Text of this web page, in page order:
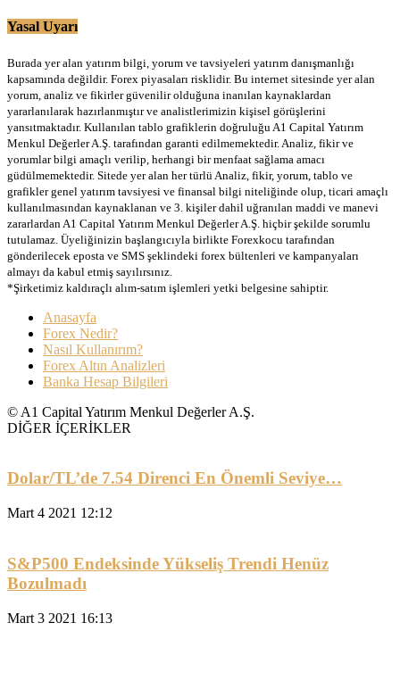
Yasal Uyarı
Burada yer alan yatırım bilgi, yorum ve tavsiyeleri yatırım danışmanlığı
kapsamında değildir. Forex piyasaları risklidir. Bu internet sitesinde yer alan
yorum, analiz ve fikirler güvenilir olduğuna inanılan kaynaklardan
yararlanılarak hazırlanmıştır ve analistlerimizin kişisel görüşlerini
yansıtmaktadır. Kullanılan tablo grafiklerin doğruluğu A1 Capital Yatırım
Menkul Değerler A.Ş. tarafından garanti edilmemektedir. Analiz, fikir ve
yorumlar bilgi amaçlı verilip, herhangi bir menfaat sağlama amacı
güdülmemektedir. Sitede yer alan her türlü Analiz, fikir, yorum, tablo ve
grafikler genel yatırım tavsiyesi ve finansal bilgi niteliğinde olup, ticari amaçlı
kullanılmasından kaynaklanan ve 3. kişiler dahil uğranılan maddi ve manevi
zararlardan A1 Capital Yatırım Menkul Değerler A.Ş. hiçbir şekilde sorumlu
tutulamaz. Üyeliğinizin başlangıcıyla birlikte Forexkocu tarafından
gönderilecek eposta ve SMS şeklindeki forex bültenleri ve kampanyaları
almayı da kabul etmiş sayılırsınız.
*Şirketimiz kaldıraçlı alım-satım işlemleri yetki belgesine sahiptir.
Anasayfa
Forex Nedir?
Nasıl Kullanırım?
Forex Altın Analizleri
Banka Hesap Bilgileri
© A1 Capital Yatırım Menkul Değerler A.Ş.
DİĞER İÇERİKLER
Dolar/TL’de 7.54 Direnci En Önemli Seviye…
Mart 4 2021 12:12
S&P500 Endeksinde Yükseliş Trendi Henüz
Bozulmadı
Mart 3 2021 16:13